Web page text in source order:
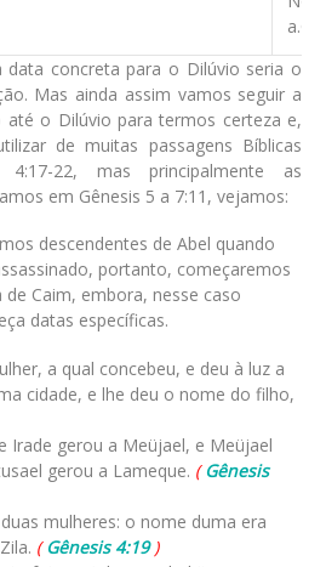
a.C.
concreta para o Dilúvio seria o
Mas ainda assim vamos seguir a
até o Dilúvio para termos certeza e,
de muitas passagens Bíblicas
4:17-22, mas principalmente as
em Gênesis 5 a 7:11, vejamos:
descendentes de Abel quando
portanto, começaremos
de Caim, embora, nesse caso
datas específicas.
a qual concebeu, e deu à luz a
cidade, e lhe deu o nome do filho,
Irade gerou a Meüjael, e Meüjael
gerou a Lameque. (Gênesis
mulheres: o nome duma era
(Gênesis 4:19)